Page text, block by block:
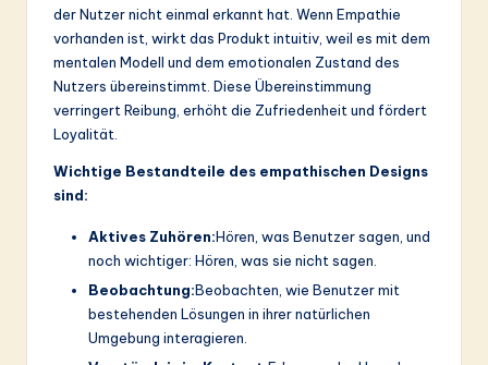
der Nutzer nicht einmal erkannt hat. Wenn Empathie
vorhanden ist, wirkt das Produkt intuitiv, weil es mit dem
mentalen Modell und dem emotionalen Zustand des
Nutzers übereinstimmt. Diese Übereinstimmung
verringert Reibung, erhöht die Zufriedenheit und fördert
Loyalität.
Wichtige Bestandteile des empathischen Designs
sind:
Aktives Zuhören:Hören, was Benutzer sagen, und
noch wichtiger: Hören, was sie nicht sagen.
Beobachtung:Beobachten, wie Benutzer mit
bestehenden Lösungen in ihrer natürlichen
Umgebung interagieren.